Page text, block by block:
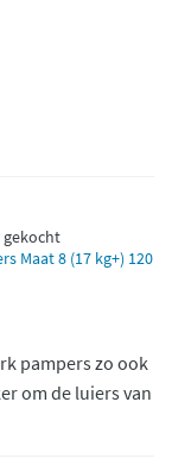
gekocht
Maat 8 (17 kg+) 120
pampers zo ook
om de luiers van